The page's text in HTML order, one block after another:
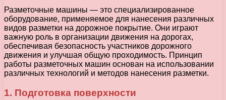
Разметочные машины — это специализированное
оборудование, применяемое для нанесения различных
видов разметки на дорожное покрытие. Они играют
важную роль в организации движения на дорогах,
обеспечивая безопасность участников дорожного
движения и улучшая общую проходимость. Принцип
работы разметочных машин основан на использовании
различных технологий и методов нанесения разметки.
1. Подготовка поверхности